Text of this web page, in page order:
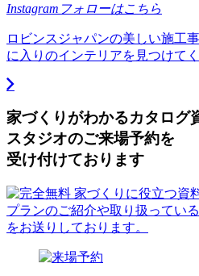
Instagramフォローはこちら
ロビンスジャパンの美しい施工
に入りのインテリアを見つけてく
家づくりがわかるカタログ
スタジオのご来場予約を
受け付けております